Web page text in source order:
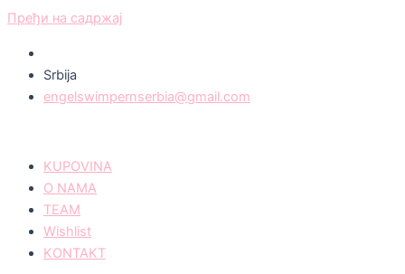
Пређи на садржај
Srbija
engelswimpernserbia@gmail.com
KUPOVINA
O NAMA
TEAM
Wishlist
KONTAKT